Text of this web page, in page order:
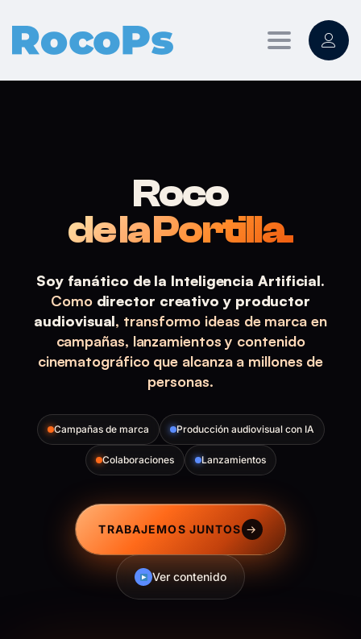
Toggle
R Roco de la Portilla COLABORAR
Roco
de la Portilla.
Soy fanático de la Inteligencia Artificial.
Como director creativo y productor
audiovisual, transformo ideas de marca en
campañas, lanzamientos y contenido
cinematográfico que alcanza a millones de
personas.
Campañas de marca Producción audiovisual con IA
Colaboraciones Lanzamientos
TRABAJEMOS JUNTOS →
Ver contenido